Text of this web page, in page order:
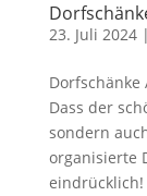
23. Juli 2024|
Dorfschänke
Dass der
sondern
organisierte